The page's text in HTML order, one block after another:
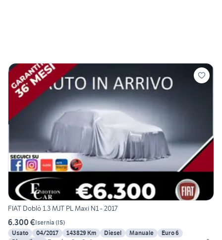
FIAT Doblò 1.3 MJT PL Maxi N1 - 2017
6.300 €Isernia (IS)
Usato
04/2017 143829 Km Diesel Manuale
Euro 6